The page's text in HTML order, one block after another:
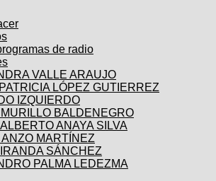
de radio
VALLE ARAUJO
LÓPEZ GUTIERREZ
IZQUIERDO
BALDENEGRO
ANAYA SILVA
MARTÍNEZ
SÁNCHEZ
PALMA LEDEZMA